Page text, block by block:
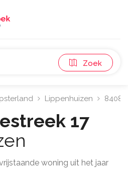
Zoek
Lippenhuizen 8408
17
woning uit het jaar